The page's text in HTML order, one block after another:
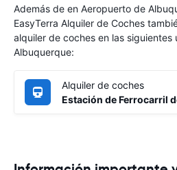
Además de en Aeropuerto de
EasyTerra Alquiler de Coches
alquiler de coches en las siguientes
Albuquerque:
Alquiler de coches
Estación de Ferrocarril